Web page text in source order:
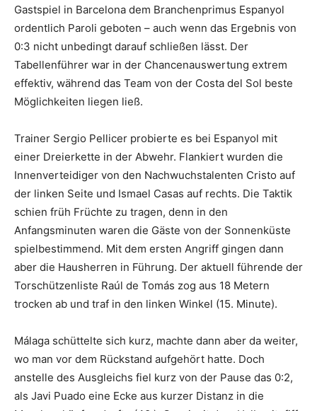
Gastspiel in Barcelona dem Branchenprimus Espanyol
ordentlich Paroli geboten – auch wenn das Ergebnis von
0:3 nicht unbedingt darauf schließen lässt. Der
Tabellenführer war in der Chancenauswertung extrem
effektiv, während das Team von der Costa del Sol beste
Möglichkeiten liegen ließ.
Trainer Sergio Pellicer probierte es bei Espanyol mit
einer Dreierkette in der Abwehr. Flankiert wurden die
Innenverteidiger von den Nachwuchstalenten Cristo auf
der linken Seite und Ismael Casas auf rechts. Die Taktik
schien früh Früchte zu tragen, denn in den
Anfangsminuten waren die Gäste von der Sonnenküste
spielbestimmend. Mit dem ersten Angriff gingen dann
aber die Hausherren in Führung. Der aktuell führende der
Torschützenliste Raúl de Tomás zog aus 18 Metern
trocken ab und traf in den linken Winkel (15. Minute).
Málaga schüttelte sich kurz, machte dann aber da weiter,
wo man vor dem Rückstand aufgehört hatte. Doch
anstelle des Ausgleichs fiel kurz von der Pause das 0:2,
als Javi Puado eine Ecke aus kurzer Distanz in die